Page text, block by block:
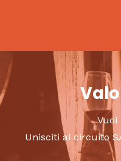
Vuoi
Unisciti al circuito